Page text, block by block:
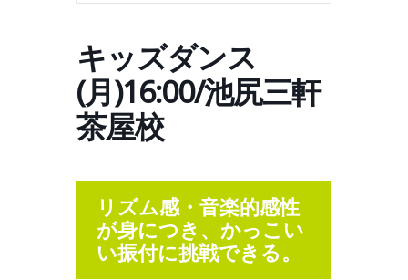
キッズダンス
(月)16:00/池尻三軒
茶屋校
リズム感・音楽的感性
が身につき、かっこい
い振付に挑戦できる。